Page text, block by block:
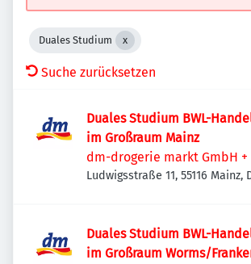
Duales Studium
Suche zurücksetzen
Duales Studium BWL-
im Großraum Mainz
dm-drogerie markt GmbH +
Ludwigsstraße 11, 55116 Mainz,
Duales Studium BWL-
im Großraum Worms/